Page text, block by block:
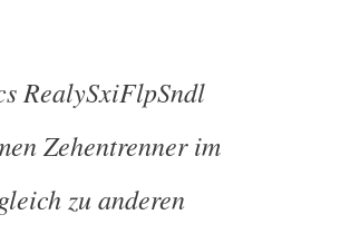
RealySxiFlpSndl
Zehentrenner im
zu anderen